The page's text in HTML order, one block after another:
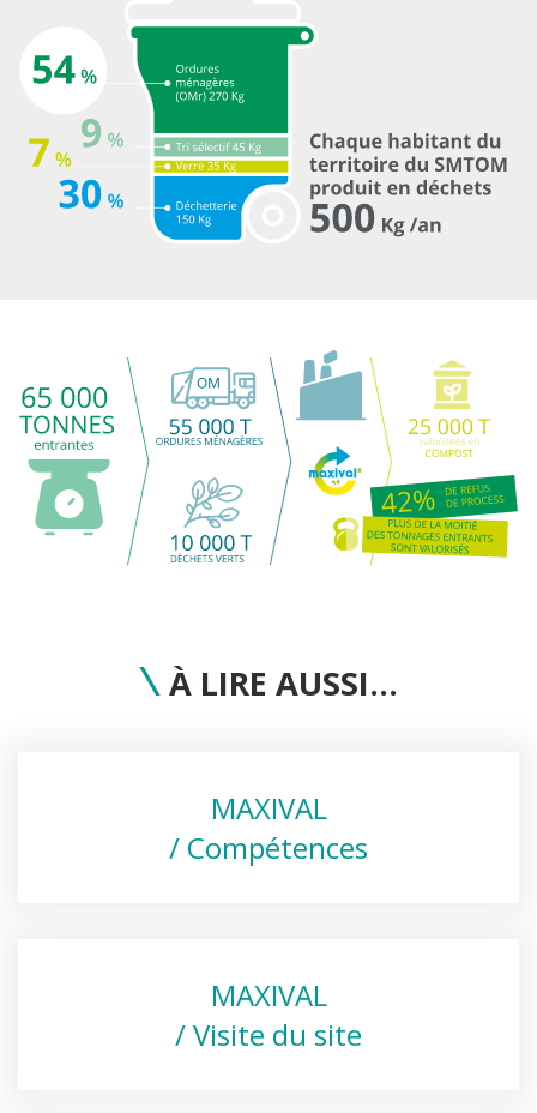
À LIRE AUSSI…
MAXIVAL
/ Compétences
MAXIVAL
/ Visite du site